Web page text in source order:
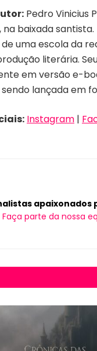
Pedro Vinicius
na baixada
uma escola da
literária.
em versão e-
lançada em
Instagram |
apaixonados
Faça parte da nossa